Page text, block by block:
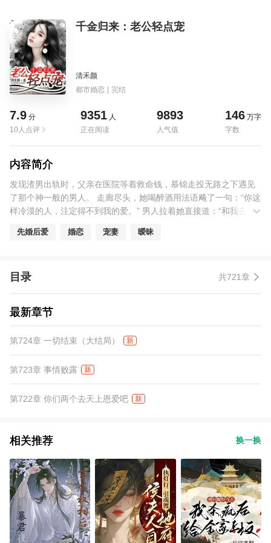
千金归来：老公轻点宠
清禾颜
都市婚恋 | 完结
7.9 分
10人点评
9351 人
正在阅读
9893
人气值
146 万字
字数
内容简介
发现渣男出轨时，父亲在医院等着救命钱，慕锦走投无路之下遇见
了那个神一般的男人。 走廊尽头，她喝醉酒用法语飚了一句：“你这
样冷漠的人，注定得不到我的爱。” 男人拉着她直接道：“和我去隔
她，说好了协议婚姻，你在后面加上爱一辈子几个意思？ 席厉城，
先婚后爱 婚恋 宠妻 暧昧
目录 共721章
最新章节
第724章 一切结束（大结局） 新
第723章 事情败露 新
第722章 你们两个去天上恩爱吧 新
相关推荐 换一换